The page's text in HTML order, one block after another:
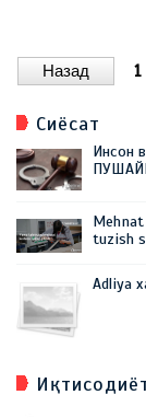
Назад 1
Сиёсат
Инсон
tuzish
Adliya